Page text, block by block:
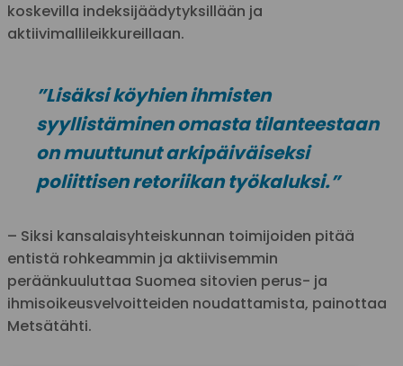
koskevilla indeksijäädytyksillään ja
aktiivimallileikkureillaan.
”Lisäksi köyhien ihmisten
syyllistäminen omasta tilanteestaan
on muuttunut arkipäiväiseksi
poliittisen retoriikan työkaluksi.”
– Siksi kansalaisyhteiskunnan toimijoiden pitää
entistä rohkeammin ja aktiivisemmin
peräänkuuluttaa Suomea sitovien perus- ja
ihmisoikeusvelvoitteiden noudattamista, painottaa
Metsätähti.